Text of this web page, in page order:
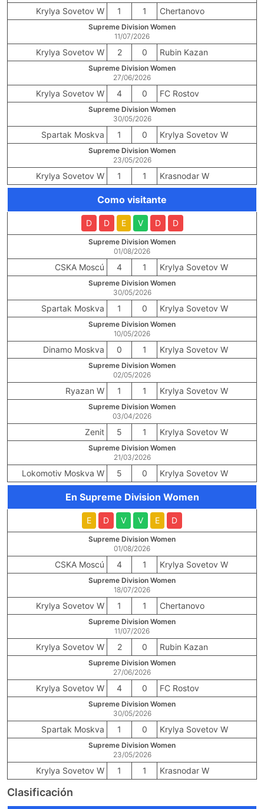
Krylya Sovetov W 1 1 Chertanovo
Supreme Division Women
11/07/2026
Krylya Sovetov W 2 0 Rubin Kazan
Supreme Division Women
27/06/2026
Krylya Sovetov W 4 0 FC Rostov
Supreme Division Women
30/05/2026
Spartak Moskva 1 0 Krylya Sovetov W
Supreme Division Women
23/05/2026
Krylya Sovetov W 1 1 Krasnodar W
Como visitante
D D E V D D
Supreme Division Women
01/08/2026
CSKA Moscú 4 1 Krylya Sovetov W
Supreme Division Women
30/05/2026
Spartak Moskva 1 0 Krylya Sovetov W
Supreme Division Women
10/05/2026
Dinamo Moskva 0 1 Krylya Sovetov W
Supreme Division Women
02/05/2026
Ryazan W 1 1 Krylya Sovetov W
Supreme Division Women
03/04/2026
Zenit 5 1 Krylya Sovetov W
Supreme Division Women
21/03/2026
Lokomotiv Moskva W 5 0 Krylya Sovetov W
En Supreme Division Women
E D V V E D
Supreme Division Women
01/08/2026
CSKA Moscú 4 1 Krylya Sovetov W
Supreme Division Women
18/07/2026
Krylya Sovetov W 1 1 Chertanovo
Supreme Division Women
11/07/2026
Krylya Sovetov W 2 0 Rubin Kazan
Supreme Division Women
27/06/2026
Krylya Sovetov W 4 0 FC Rostov
Supreme Division Women
30/05/2026
Spartak Moskva 1 0 Krylya Sovetov W
Supreme Division Women
23/05/2026
Krylya Sovetov W 1 1 Krasnodar W
Clasificación